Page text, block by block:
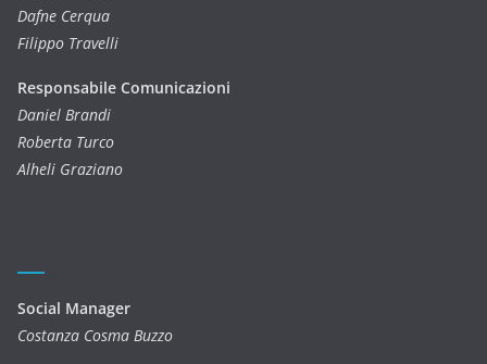
Dafne Cerqua
Filippo Travelli
Responsabile Comunicazioni
Daniel Brandi
Roberta Turco
Alheli Graziano
Social Manager
Costanza Cosma Buzzo